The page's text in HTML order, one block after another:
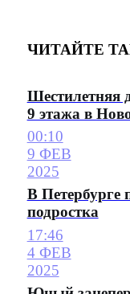
ЧИТАЙТЕ
Шестилетняя
9 этажа в
00:10
9 ФЕВ
2025
В Петербурге
подростка
17:46
4 ФЕВ
2025